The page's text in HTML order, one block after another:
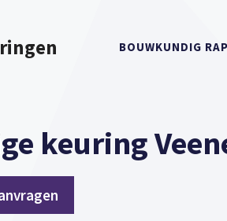
BOUWKUNDIG
keuring